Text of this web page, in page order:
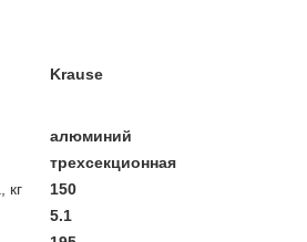
Krause
алюминий
трехсекционная
кг
150
5.1